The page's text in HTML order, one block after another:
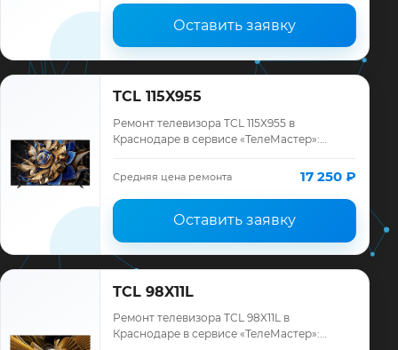
Оставить заявку
TCL 115X955
Ремонт телевизора TCL 115X955 в
Краснодаре в сервисе «ТелеМастер»:
ремонта, запчасти и гарантия до 12
месяцев.
Средняя цена ремонта 17 250 ₽
Оставить заявку
TCL 98X11L
Ремонт телевизора TCL 98X11L в
Краснодаре в сервисе «ТелеМастер»: